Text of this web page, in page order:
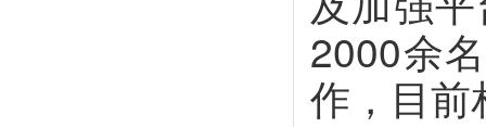
2000余
作，目前